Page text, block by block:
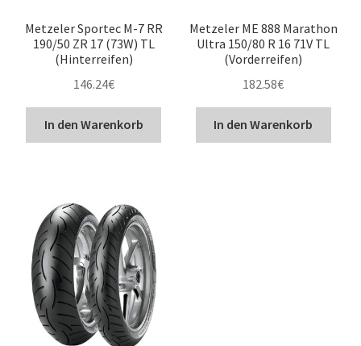
Metzeler Sportec M-7 RR
190/50 ZR 17 (73W) TL
(Hinterreifen)
146.24€
In den Warenkorb
Metzeler ME 888 Marathon
Ultra 150/80 R 16 71V TL
(Vorderreifen)
182.58€
In den Warenkorb